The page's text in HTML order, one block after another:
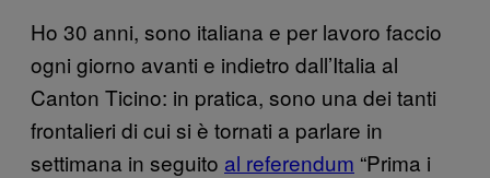
Ho 30 anni, sono italiana e per lavoro faccio
ogni giorno avanti e indietro dall’Italia al
Canton Ticino: in pratica, sono una dei tanti
frontalieri di cui si è tornati a parlare in
settimana in seguito al referendum “Prima i